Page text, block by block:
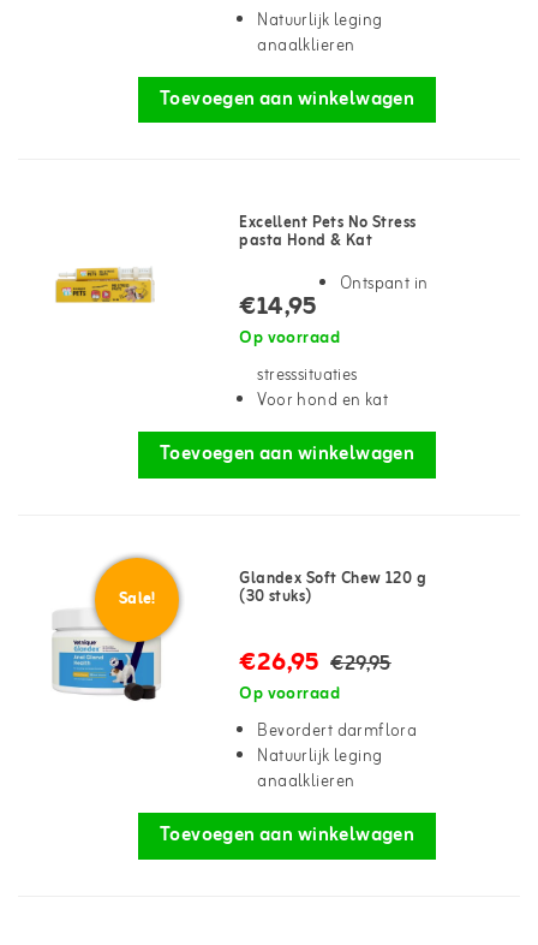
Natuurlijk leging
anaalklieren
Toevoegen aan winkelwagen
Excellent Pets No Stress
pasta Hond & Kat
€14,95
Op voorraad
Ontspant in
stresssituaties
Voor hond en kat
Toevoegen aan winkelwagen
Sale!
Glandex Soft Chew 120 g
(30 stuks)
€26,95 €29,95
Op voorraad
Bevordert darmflora
Natuurlijk leging
anaalklieren
Toevoegen aan winkelwagen